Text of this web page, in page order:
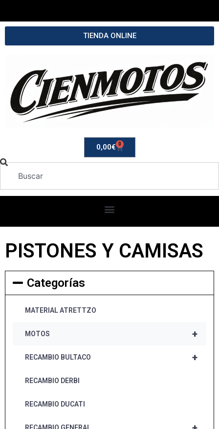
TIENDA ONLINE
0,00€ 0
PISTONES Y CAMISAS
Categorías
MATERIAL ATRETTZO
+
MOTOS
+
RECAMBIO BULTACO
RECAMBIO DERBI
RECAMBIO DUCATI